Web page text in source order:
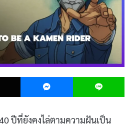
X Messenger
ปีที่ยังคงไล่ตามความฝันเป็น